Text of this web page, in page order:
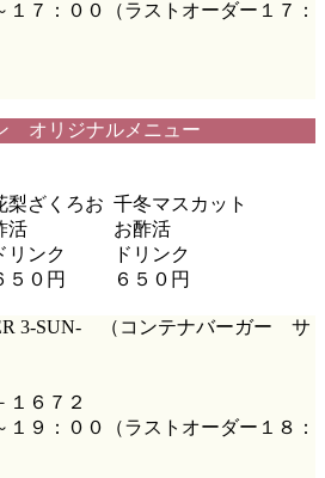
７：００（ラストオーダー１７：
オリジナルメニュー
梨ざくろお
活
リンク
５０円
千冬マスカット
お酢活
ドリンク
６５０円
3-SUN- （コンテナバーガー サ
１６７２
９：００（ラストオーダー１８：